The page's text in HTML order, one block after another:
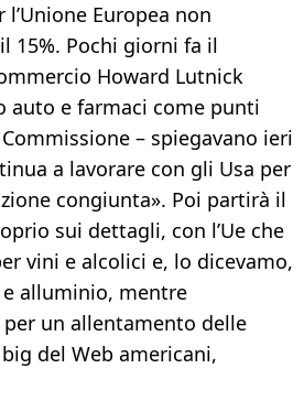
Europea non
15%. Pochi giorni fa il
Howard Lutnick
auto e farmaci come punti
Commissione – spiegavano ieri
a lavorare con gli Usa per
congiunta». Poi partirà il
sui dettagli, con l’Ue che
vini e alcolici e, lo dicevamo,
alluminio, mentre
un allentamento delle
del Web americani,